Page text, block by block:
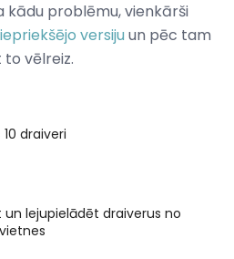
kādu problēmu, vienkārši
versijuun pēc tam
vēlreiz.
draiveri
un lejupielādēt draiverus no